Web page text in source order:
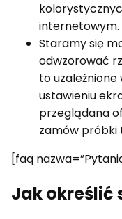
internetowym.
Staramy się
odwzorować
to uzależnione
ustawieniu
przeglądana
zamów próbki
[faq
Jak określić